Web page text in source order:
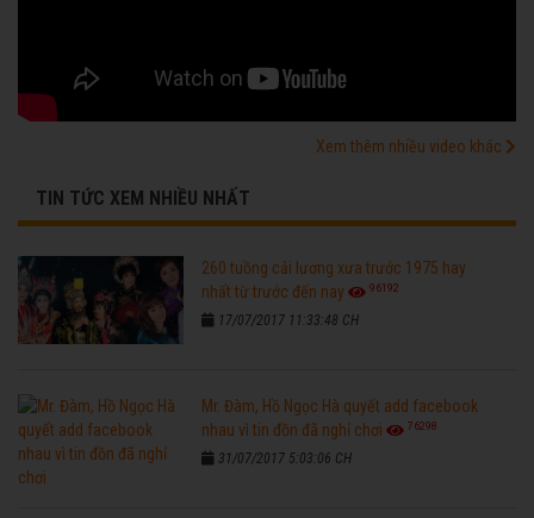
Xem thêm nhiều video khác
TIN TỨC XEM NHIỀU NHẤT
260 tuồng cải lương xưa trước 1975 hay
nhất từ trước đến nay
96192
17/07/2017 11:33:48 CH
Mr. Đàm, Hồ Ngọc Hà quyết add facebook
nhau vì tin đồn đã nghỉ chơi
76298
31/07/2017 5:03:06 CH